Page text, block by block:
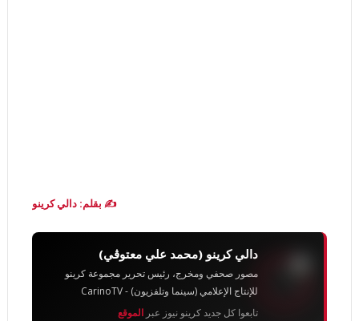
✍️ بقلم: دالي كرينو
دالي كرينو (محمد علي معتوڨي)
مصور صحفي ومخرج، رئيس تحرير مجموعة كرينو
للإنتاج الإعلامي (سينما وتلفزيون) - CarinoTV
تابعوا كل جديد كرينو نيوز عبر الموقع